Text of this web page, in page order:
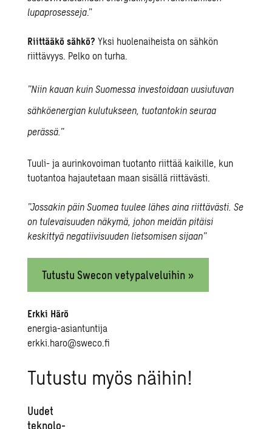
lupaprosesseja.”
Riittääkö sähkö? Yksi huolenaiheista on sähkön
riittävyys. Pelko on turha.
”Niin kauan kuin Suomessa investoidaan uusiutuvan
sähköenergian kulutukseen, tuotantokin seuraa
perässä.”
Tuuli- ja aurinkovoiman tuotanto riittää kaikille, kun
tuotantoa hajautetaan maan sisällä riittävästi.
”Jossakin päin Suomea tuulee lähes aina riittävästi. Se
on tulevaisuuden näkymä, johon meidän pitäisi
keskittyä negatiivisuuden lietsomisen sijaan”
Tutustu Swecon vetypalveluihin »
Erkki Härö
energia-asiantuntija
erkki.haro@sweco.fi
Tu­tus­tu myös näi­hin!
Uudet
tek­no­lo­